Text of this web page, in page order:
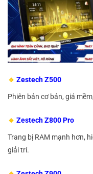
🔹 Zestech Z500
Phiên bản cơ bản, giá
🔹 Zestech Z800 Pro
Trang bị RAM mạnh hơn,
giải trí.